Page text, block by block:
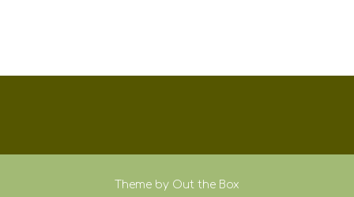
Theme by Out the Box